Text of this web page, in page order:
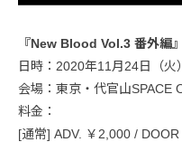
『New Blood Vol.3 番外編』
日時：2020年11月24日（
会場：東京・代官山SPACE
料金：
[通常] ADV. ￥2,000 / DOOR